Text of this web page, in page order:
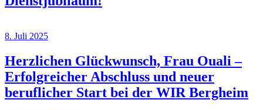
8. Juli 2025
Herzlichen Glückwunsch, Frau Ouali –
Erfolgreicher Abschluss und neuer
beruflicher Start bei der WIR Bergheim